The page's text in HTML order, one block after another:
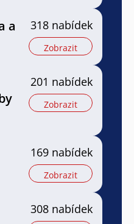
a
318 nabídek
Zobrazit
201 nabídek
Zobrazit
169 nabídek
Zobrazit
308 nabídek